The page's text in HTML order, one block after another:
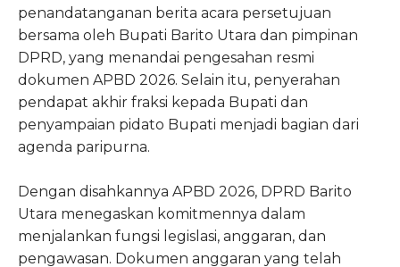
penandatanganan berita acara persetujuan
bersama oleh Bupati Barito Utara dan pimpinan
DPRD, yang menandai pengesahan resmi
dokumen APBD 2026. Selain itu, penyerahan
pendapat akhir fraksi kepada Bupati dan
penyampaian pidato Bupati menjadi bagian dari
agenda paripurna.
Dengan disahkannya APBD 2026, DPRD Barito
Utara menegaskan komitmennya dalam
menjalankan fungsi legislasi, anggaran, dan
pengawasan. Dokumen anggaran yang telah